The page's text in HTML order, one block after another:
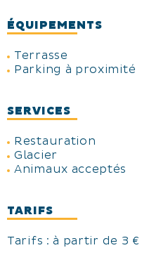
ÉQUIPEMENTS
Terrasse
Parking à proximité
SERVICES
Restauration
Glacier
Animaux acceptés
TARIFS
Tarifs : à partir de 3 €